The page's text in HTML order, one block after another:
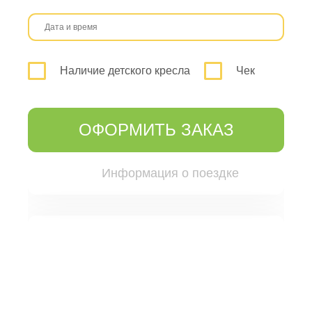
Наличие детского кресла Чек
ОФОРМИТЬ ЗАКАЗ
Информация о поездке